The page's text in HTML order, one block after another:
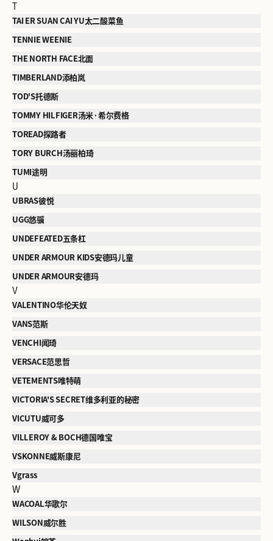
T
TAI ER SUAN CAI YU太二酸菜鱼
TENNIE WEENIE
THE NORTH FACE北面
TIMBERLAND添柏岚
TOD'S托德斯
TOMMY HILFIGER汤米·希尔费格
TOREAD探路者
TORY BURCH汤丽柏琦
TUMI途明
U
UBRAS彼悦
UGG悠骥
UNDEFEATED五条杠
UNDER ARMOUR KIDS安德玛儿童
UNDER ARMOUR安德玛
V
VALENTINO华伦天奴
VANS范斯
VENCHI闻琦
VERSACE范思哲
VETEMENTS唯特萌
VICTORIA'S SECRET维多利亚的秘密
VICUTU威可多
VILLEROY & BOCH德国唯宝
VSKONNE威斯康尼
Vgrass
W
WACOAL华歌尔
WILSON威尔胜